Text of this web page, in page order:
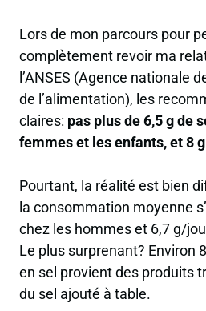
Lors de mon parcours pour
complètement revoir ma
l’ANSES (Agence nationale
de l’alimentation), les
claires: pas plus de 6,5 g de
femmes et les enfants, et 8
Pourtant, la réalité est bien
la consommation moyenne
chez les hommes et 6,7 g/
Le plus surprenant? Environ
en sel provient des produits
du sel ajouté à table.